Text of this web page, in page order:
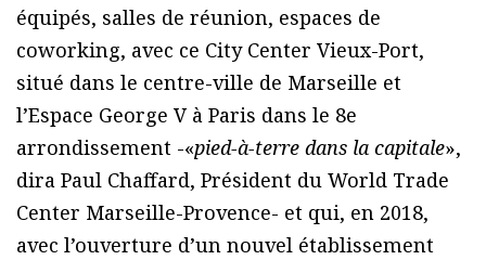
équipés, salles de réunion, espaces de
coworking, avec ce City Center Vieux-Port,
situé dans le centre-ville de Marseille et
l’Espace George V à Paris dans le 8e
arrondissement -«pied-à-terre dans la capitale»,
dira Paul Chaffard, Président du World Trade
Center Marseille-Provence- et qui, en 2018,
avec l’ouverture d’un nouvel établissement